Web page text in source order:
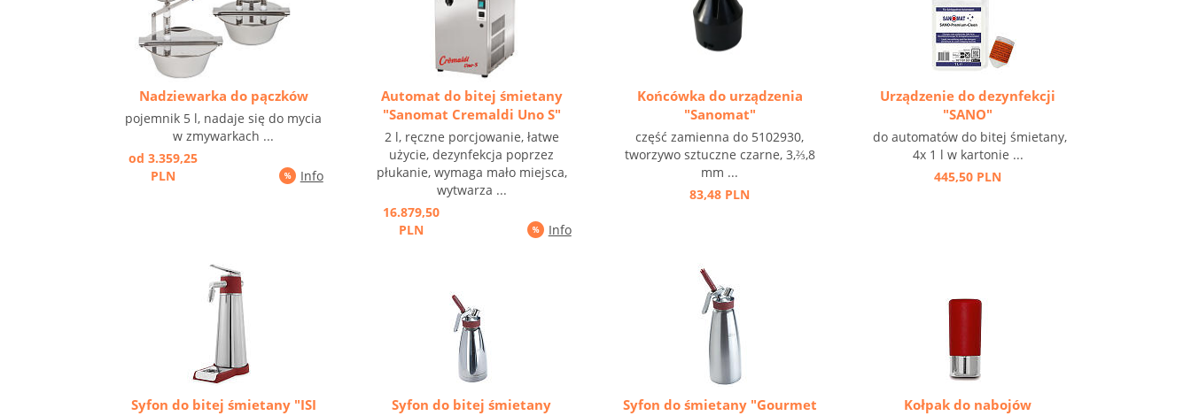
Nadziewarka do pączków
pojemnik 5 l, nadaje się do mycia
w zmywarkach ...
od 3.359,25
PLN
Info
Automat do bitej śmietany
"Sanomat Cremaldi Uno S"
2 l, ręczne porcjowanie, łatwe
użycie, dezynfekcja poprzez
płukanie, wymaga mało miejsca,
wytwarza ...
16.879,50
PLN
Info
Końcówka do urządzenia
"Sanomat"
część zamienna do 5102930,
tworzywo sztuczne czarne, 3,⅔,8
mm ...
83,48 PLN
Urządzenie do dezynfekcji
"SANO"
do automatów do bitej śmietany,
4x 1 l w kartonie ...
445,50 PLN
Syfon do bitej śmietany "ISI
Syfon do bitej śmietany
Syfon do śmietany "Gourmet
Kołpak do nabojów